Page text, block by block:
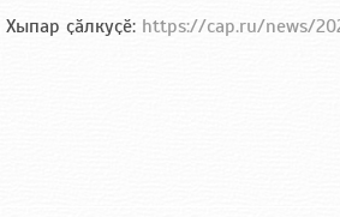
Хыпар ҫӑлкуҫӗ: https://cap.ru/news/